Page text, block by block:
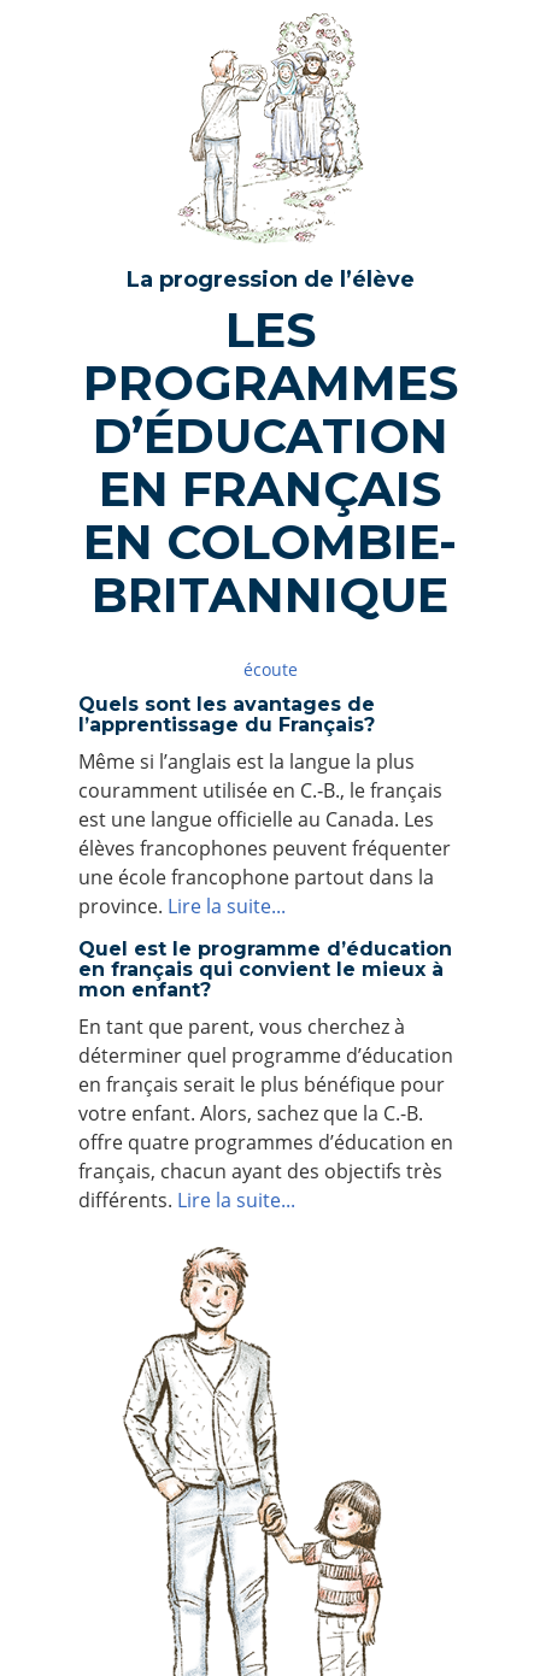
La progression de l’élève
LES
PROGRAMMES
D’ÉDUCATION
EN FRANÇAIS
EN COLOMBIE-
BRITANNIQUE
écoute
Quels sont les avantages de
l’apprentissage du Français?
Même si l’anglais est la langue la plus
couramment utilisée en C.‑B., le français
est une langue officielle au Canada. Les
élèves francophones peuvent fréquenter
une école francophone partout dans la
province. Lire la suite...
Quel est le programme d’éducation
en français qui convient le mieux à
mon enfant?
En tant que parent, vous cherchez à
déterminer quel programme d’éducation
en français serait le plus bénéfique pour
votre enfant. Alors, sachez que la C.-B.
offre quatre programmes d’éducation en
français, chacun ayant des objectifs très
différents. Lire la suite...